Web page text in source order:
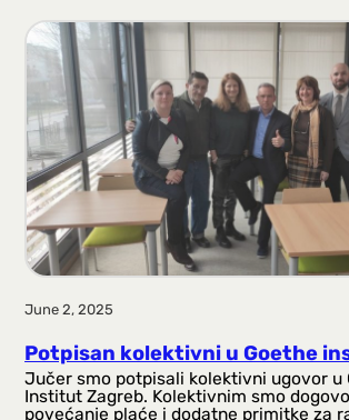
June 2, 2025
Potpisan kolektivni u Goethe
Jučer smo potpisali kolektivni ugovor u
Institut Zagreb. Kolektivnim smo
povećanje plaće i dodatne primitke za